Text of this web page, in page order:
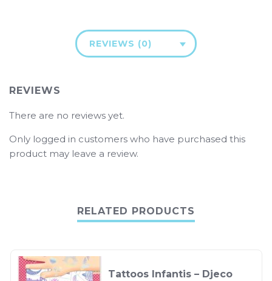
REVIEWS (0)
REVIEWS
There are no reviews yet.
Only logged in customers who have purchased this
product may leave a review.
RELATED PRODUCTS
Tattoos Infantis – Djeco